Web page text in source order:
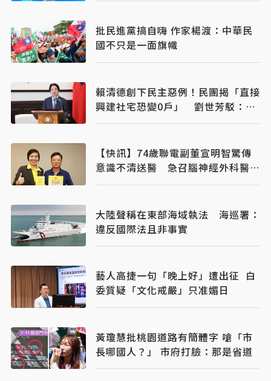
批民進黨搞自嗨 作家楊渡：中華民
國不只是一面旗幟
賴清德創下民主惡例！民團揭「直接
興建社宅恐變0戶」 劉世芳駁：以
偏概全
【快訊】74歲聯電副董宣明智驚傳
意識不清送醫 急召腦神經外科醫開
刀
大陸聲稱在東部海域執法 海巡署：
違反國際法且非事實
藝人高捷一句「晚上好」遭出征 白
委質疑「文化戒嚴」只准媚日
黃瓊慧批桃園道路有簡體字 嗆「市
長哪國人？」 市府打臉：那是省道